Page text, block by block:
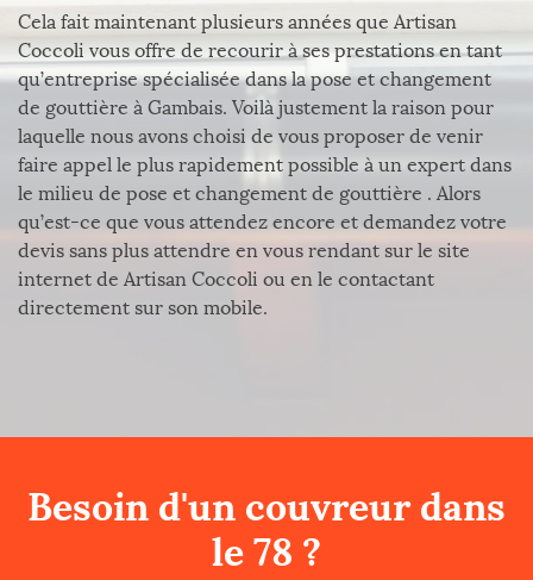
Cela fait maintenant plusieurs années que Artisan
Coccoli vous offre de recourir à ses prestations en tant
qu’entreprise spécialisée dans la pose et changement
de gouttière à Gambais. Voilà justement la raison pour
laquelle nous avons choisi de vous proposer de venir
faire appel le plus rapidement possible à un expert dans
le milieu de pose et changement de gouttière . Alors
qu’est-ce que vous attendez encore et demandez votre
devis sans plus attendre en vous rendant sur le site
internet de Artisan Coccoli ou en le contactant
directement sur son mobile.
Besoin d'un couvreur dans
le 78 ?